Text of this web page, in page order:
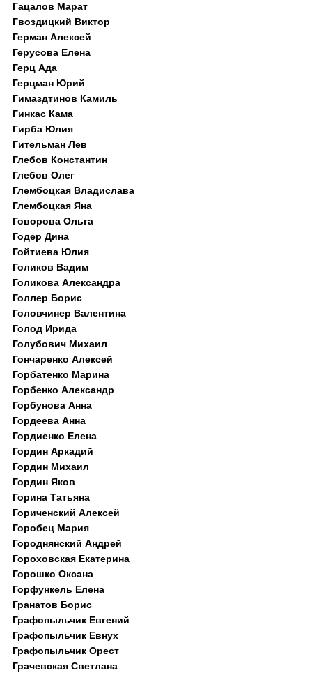
Гацалов Марат
Гвоздицкий Виктор
Герман Алексей
Герусова Елена
Герц Ада
Герцман Юрий
Гимаздтинов Камиль
Гинкас Кама
Гирба Юлия
Гительман Лев
Глебов Константин
Глебов Олег
Глембоцкая Владислава
Глембоцкая Яна
Говорова Ольга
Годер Дина
Гойтиева Юлия
Голиков Вадим
Голикова Александра
Голлер Борис
Головчинер Валентина
Голод Ирида
Голубович Михаил
Гончаренко Алексей
Горбатенко Марина
Горбенко Александр
Горбунова Анна
Гордеева Анна
Гордиенко Елена
Гордин Аркадий
Гордин Михаил
Гордин Яков
Горина Татьяна
Гориченский Алексей
Горобец Мария
Городнянский Андрей
Гороховская Екатерина
Горошко Оксана
Горфункель Елена
Гранатов Борис
Графопыльчик Евгений
Графопыльчик Евнух
Графопыльчик Орест
Грачевская Светлана